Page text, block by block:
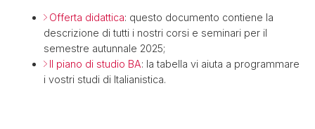
Offerta didattica: questo documento contiene la
descrizione di tutti i nostri corsi e seminari per il
semestre autunnale 2025;
Il piano di studio BA: la tabella vi aiuta a programmare
i vostri studi di Italianistica.